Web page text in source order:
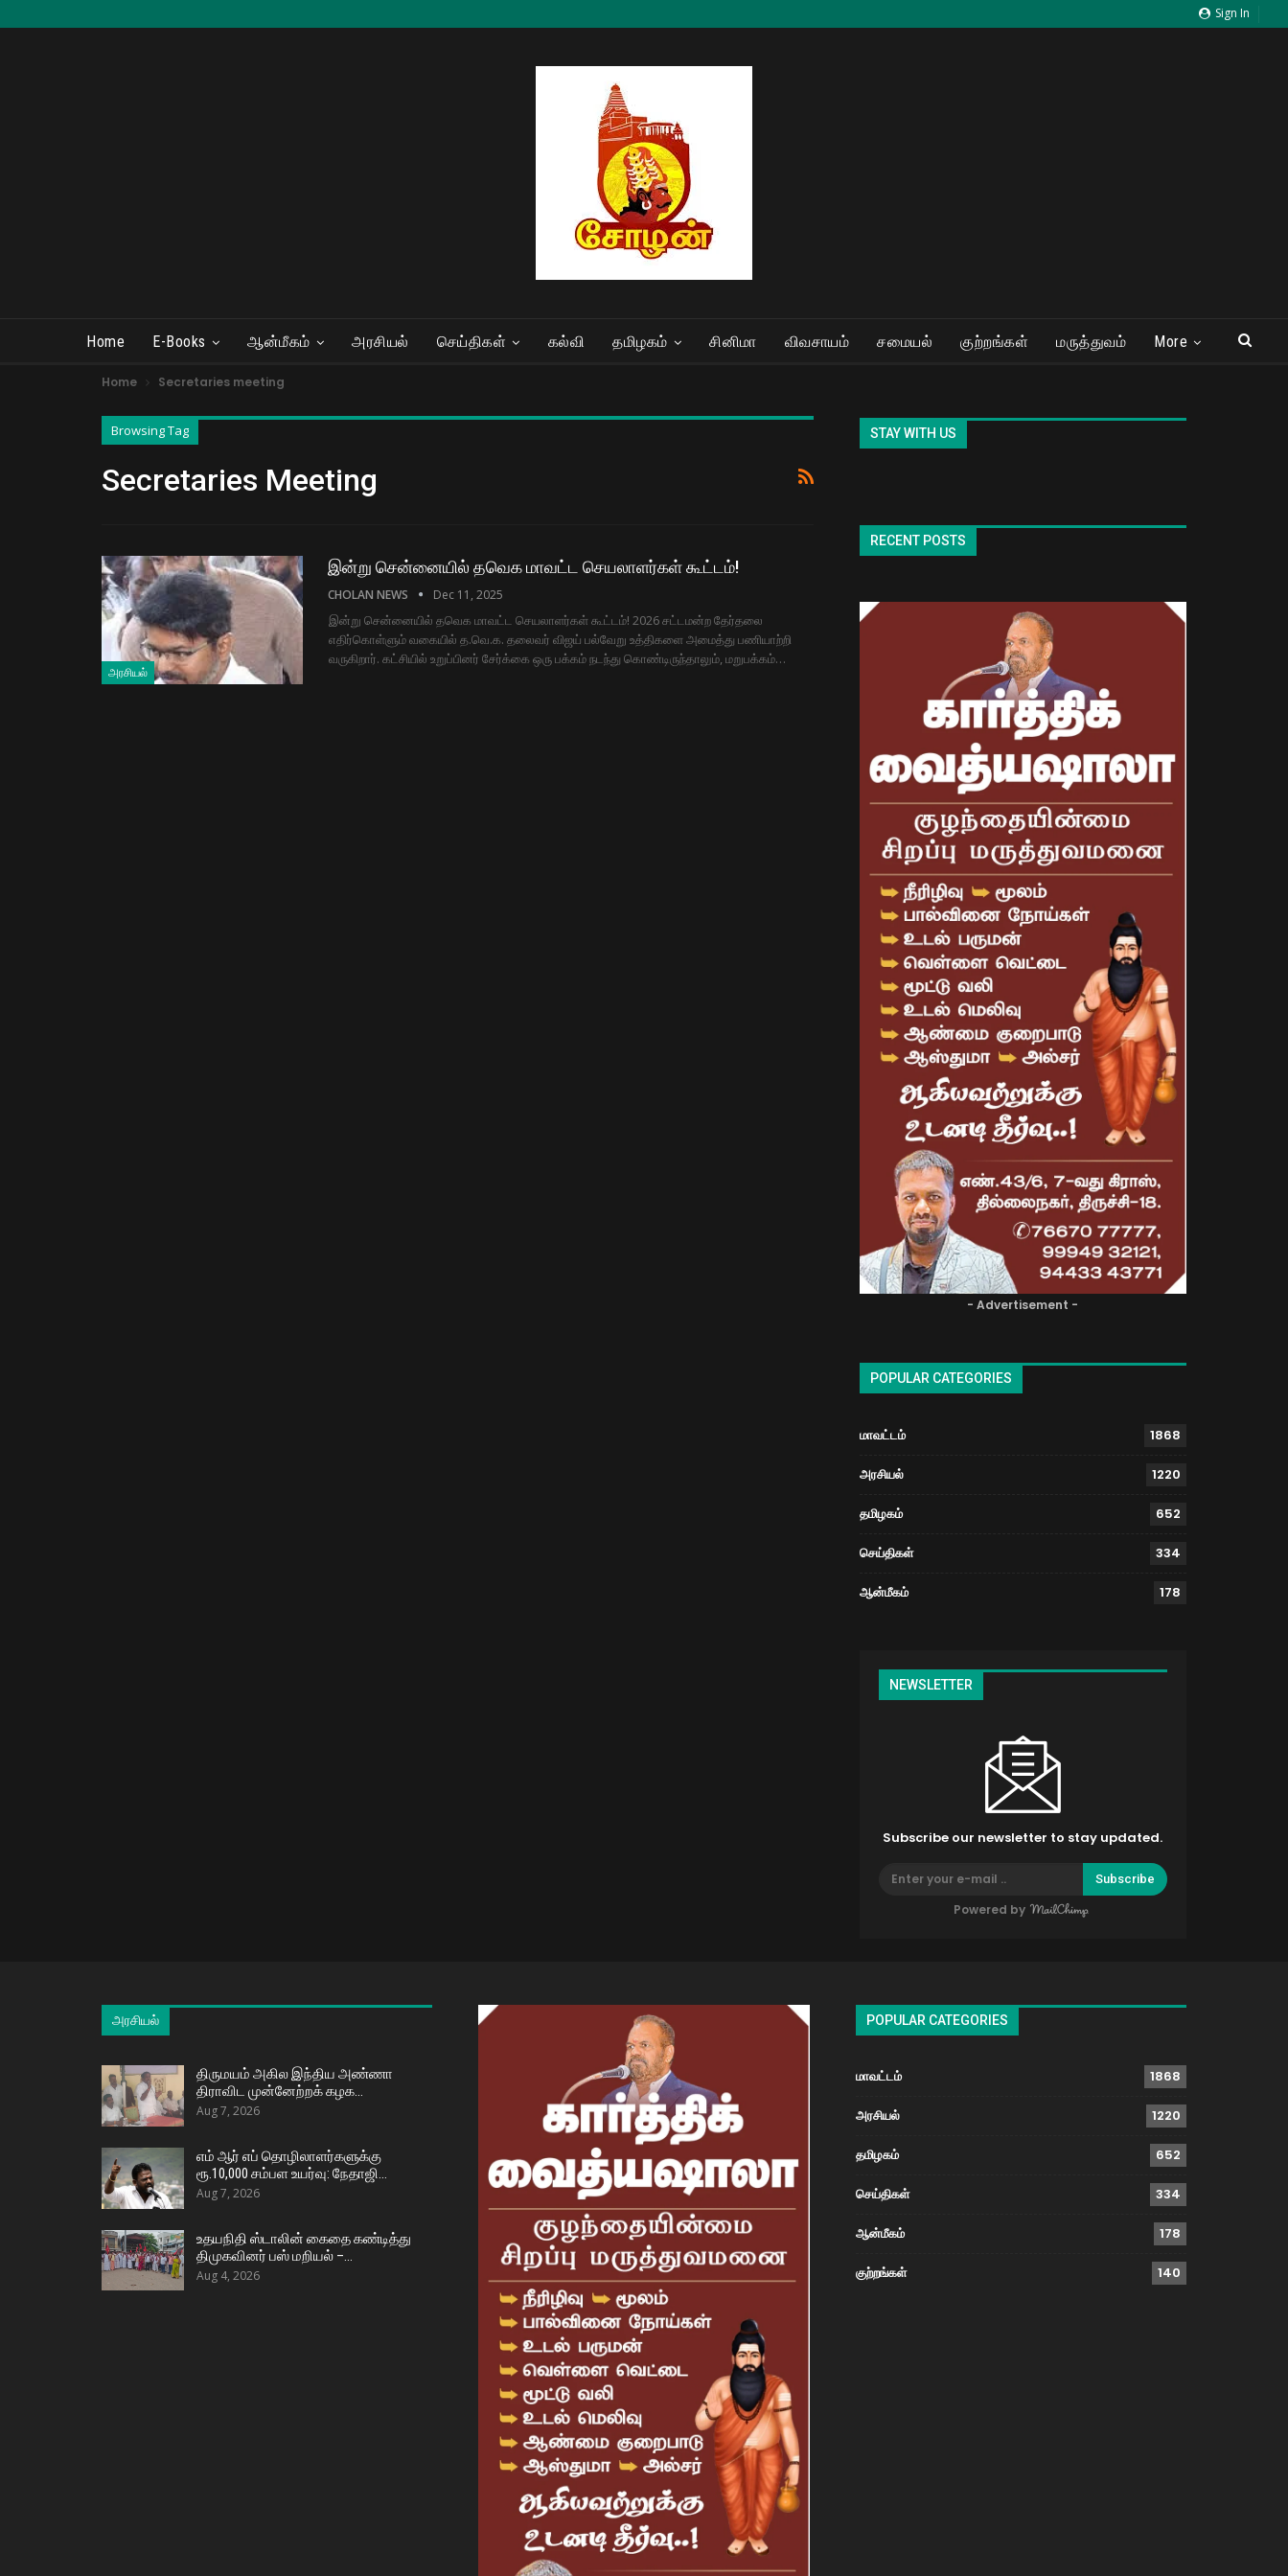
Sign In
Home E-Books ஆன்மீகம் அரசியல் செய்திகள் கல்வி தமிழகம் சினிமா விவசாயம் சமையல் குற்றங்கள் மருத்துவம் More
Home Secretaries meeting
Browsing Tag
Secretaries Meeting
அரசியல்
இன்று சென்னையில் தவெக மாவட்ட செயலாளர்கள் கூட்டம்!
CHOLAN NEWS Dec 11, 2025
இன்று சென்னையில் தவெக மாவட்ட செயலாளர்கள் கூட்டம்! 2026 சட்டமன்ற தேர்தலை
எதிர்கொள்ளும் வகையில் த.வெ.க. தலைவர் விஜய் பல்வேறு உத்திகளை அமைத்து பணியாற்றி
வருகிறார். கட்சியில் உறுப்பினர் சேர்க்கை ஒரு பக்கம் நடந்து கொண்டிருந்தாலும், மறுபக்கம்…
STAY WITH US
RECENT POSTS
- Advertisement -
POPULAR CATEGORIES
மாவட்டம் 1868
அரசியல் 1220
தமிழகம் 652
செய்திகள் 334
ஆன்மீகம் 178
NEWSLETTER
Subscribe our newsletter to stay updated.
Subscribe
Powered by
அரசியல்
திருமயம் அகில இந்திய அண்ணா
திராவிட முன்னேற்றக் கழக…
Aug 7, 2026
எம் ஆர் எப் தொழிலாளர்களுக்கு
ரூ.10,000 சம்பள உயர்வு: நேதாஜி…
Aug 7, 2026
உதயநிதி ஸ்டாலின் கைதை கண்டித்து
திமுகவினர் பஸ் மறியல் –…
Aug 4, 2026
POPULAR CATEGORIES
மாவட்டம் 1868
அரசியல் 1220
தமிழகம் 652
செய்திகள் 334
ஆன்மீகம் 178
குற்றங்கள் 140